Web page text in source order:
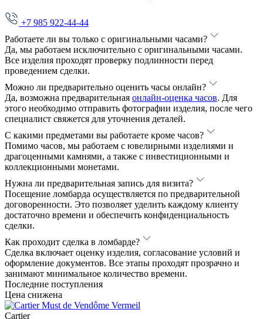
+7 985 922-44-44
Работаете ли вы только с оригинальными часами?
Да, мы работаем исключительно с оригинальными часами.
Все изделия проходят проверку подлинности перед
проведением сделки.
Можно ли предварительно оценить часы онлайн?
Да, возможна предварительная онлайн-оценка часов. Для
этого необходимо отправить фотографии изделия, после чего
специалист свяжется для уточнения деталей.
С какими предметами вы работаете кроме часов?
Помимо часов, мы работаем с ювелирными изделиями и
драгоценными камнями, а также с инвестиционными и
коллекционными монетами.
Нужна ли предварительная запись для визита?
Посещение ломбарда осуществляется по предварительной
договоренности. Это позволяет уделить каждому клиенту
достаточно времени и обеспечить конфиденциальность
сделки.
Как проходит сделка в ломбарде?
Сделка включает оценку изделия, согласование условий и
оформление документов. Все этапы проходят прозрачно и
занимают минимальное количество времени.
Последние поступления
Цена снижена
Cartier